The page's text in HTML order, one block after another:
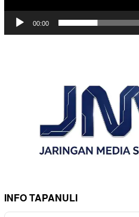
00:00
INFO TAPANULI